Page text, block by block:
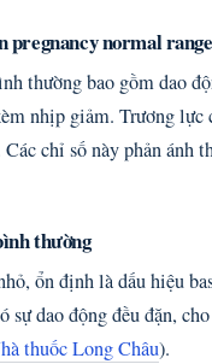
pregnancy normal range
thường bao gồm dao
nhịp giảm. Trương
Các chỉ số này phản ánh
thường
ổn định là dấu hiệu
sự dao động đều đặn,
thuốc Long Châu).